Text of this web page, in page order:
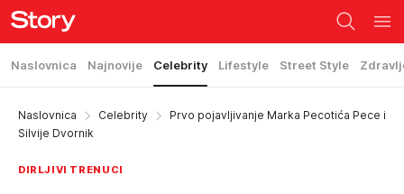
Naslovnica Najnovije Celebrity Lifestyle Street Style
Naslovnica Celebrity
Prvo pojavljivanje Marka Pecotića Pece i
Silvije Dvornik
DIRLJIVI TRENUCI